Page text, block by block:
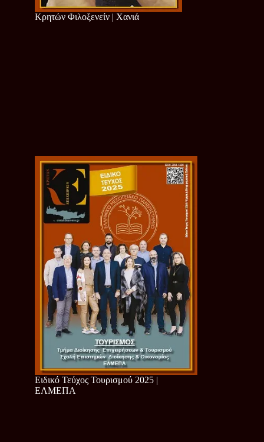
Κρητών Φιλοξενείν | Χανιά
Ειδικό Τεύχος Τουρισμού 2025 |
ΕΛΜΕΠΑ